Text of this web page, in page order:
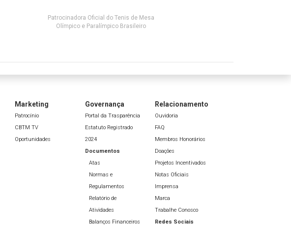
Patrocinadora Oficial do Tenis de Mesa
Olímpico e Paralímpico Brasileiro
Marketing
Patrocínio
CBTM TV
Oportunidades
Governança
Portal da Trasparência
Estatuto Registrado
2024
Documentos
Atas
Normas e
Regulamentos
Relatório de
Atividades
Balanços Financeiros
Relacionamento
Ouvidoria
FAQ
Membros Honorários
Doações
Projetos Incentivados
Notas Oficiais
Imprensa
Marca
Trabalhe Conosco
Redes Sociais